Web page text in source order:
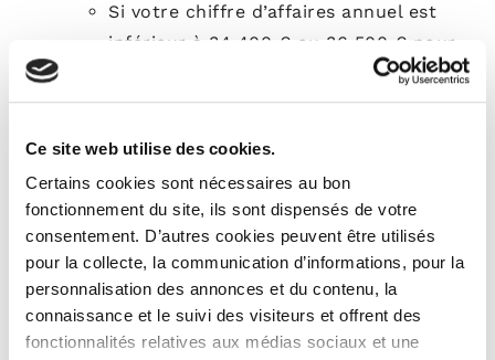
Ce site web utilise des cookies.
Certains cookies sont nécessaires au bon
fonctionnement du site, ils sont dispensés de votre
consentement. D’autres cookies peuvent être utilisés
pour la collecte, la communication d’informations, pour la
personnalisation des annonces et du contenu, la
connaissance et le suivi des visiteurs et offrent des
fonctionnalités relatives aux médias sociaux et une
Si votre chiffre d’affaires annuel est
inférieur à 34 400 € ou 36 500 € pour
les locations meublées, vous bénéficiez
automatiquement de ce régime.
Régime réel simplifié:
Si vous dépassez les seuils de la
franchise ou si vous souhaitez
récupérer la TVA sur vos dépenses, ce